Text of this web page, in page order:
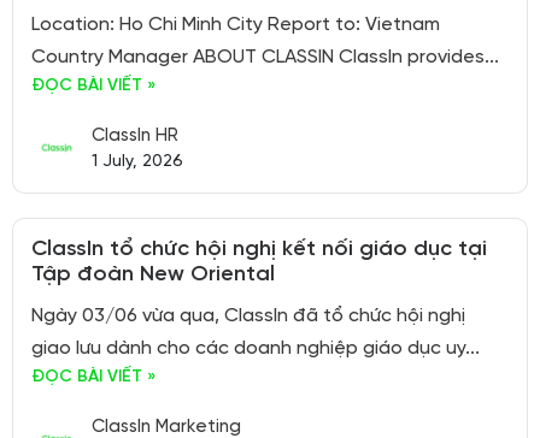
Location: Ho Chi Minh City Report to: Vietnam
Country Manager ABOUT CLASSIN ClassIn provides...
ĐỌC BÀI VIẾT »
ClassIn HR
1 July, 2026
ClassIn tổ chức hội nghị kết nối giáo dục tại
Tập đoàn New Oriental
Ngày 03/06 vừa qua, ClassIn đã tổ chức hội nghị
giao lưu dành cho các doanh nghiệp giáo dục uy...
ĐỌC BÀI VIẾT »
ClassIn Marketing